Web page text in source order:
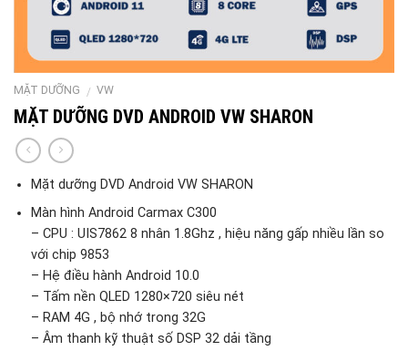
MẶT DƯỠNG / VW
MẶT DƯỠNG DVD ANDROID VW SHARON
Mặt dưỡng DVD Android VW SHARON
Màn hình Android Carmax C300
– CPU : UIS7862 8 nhân 1.8Ghz , hiệu năng gấp nhiều lần so
với chip 9853
– Hệ điều hành Android 10.0
– Tấm nền QLED 1280×720 siêu nét
– RAM 4G , bộ nhớ trong 32G
– Âm thanh kỹ thuật số DSP 32 dải tầng